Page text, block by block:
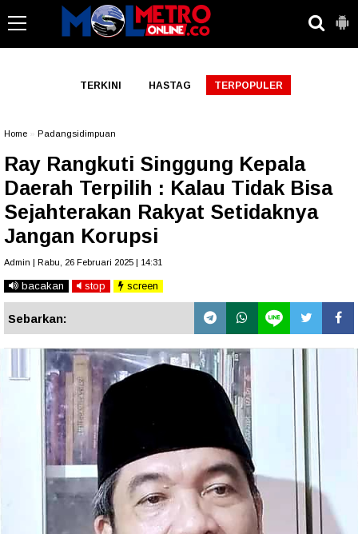
TERKINI HASTAG TERPOPULER
Home Padangsidimpuan
Ray Rangkuti Singgung Kepala
Daerah Terpilih : Kalau Tidak Bisa
Sejahterakan Rakyat Setidaknya
Jangan Korupsi
Admin | Rabu, 26 Februari 2025 | 14:31
bacakan stop screen
Sebarkan: